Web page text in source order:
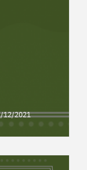
12/2021